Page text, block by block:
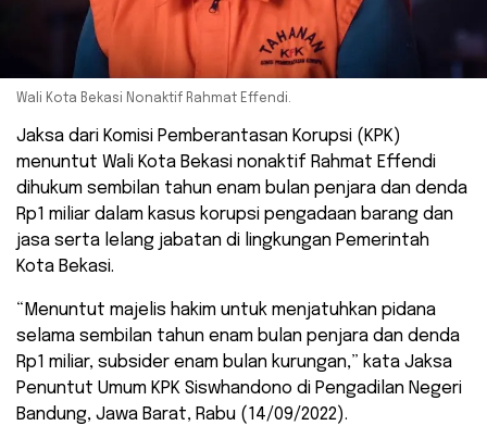
Wali Kota Bekasi Nonaktif Rahmat Effendi.
Jaksa dari Komisi Pemberantasan Korupsi (KPK)
menuntut Wali Kota Bekasi nonaktif Rahmat Effendi
dihukum sembilan tahun enam bulan penjara dan denda
Rp1 miliar dalam kasus korupsi pengadaan barang dan
jasa serta lelang jabatan di lingkungan Pemerintah
Kota Bekasi.
“Menuntut majelis hakim untuk menjatuhkan pidana
selama sembilan tahun enam bulan penjara dan denda
Rp1 miliar, subsider enam bulan kurungan,” kata Jaksa
Penuntut Umum KPK Siswhandono di Pengadilan Negeri
Bandung, Jawa Barat, Rabu (14/09/2022).